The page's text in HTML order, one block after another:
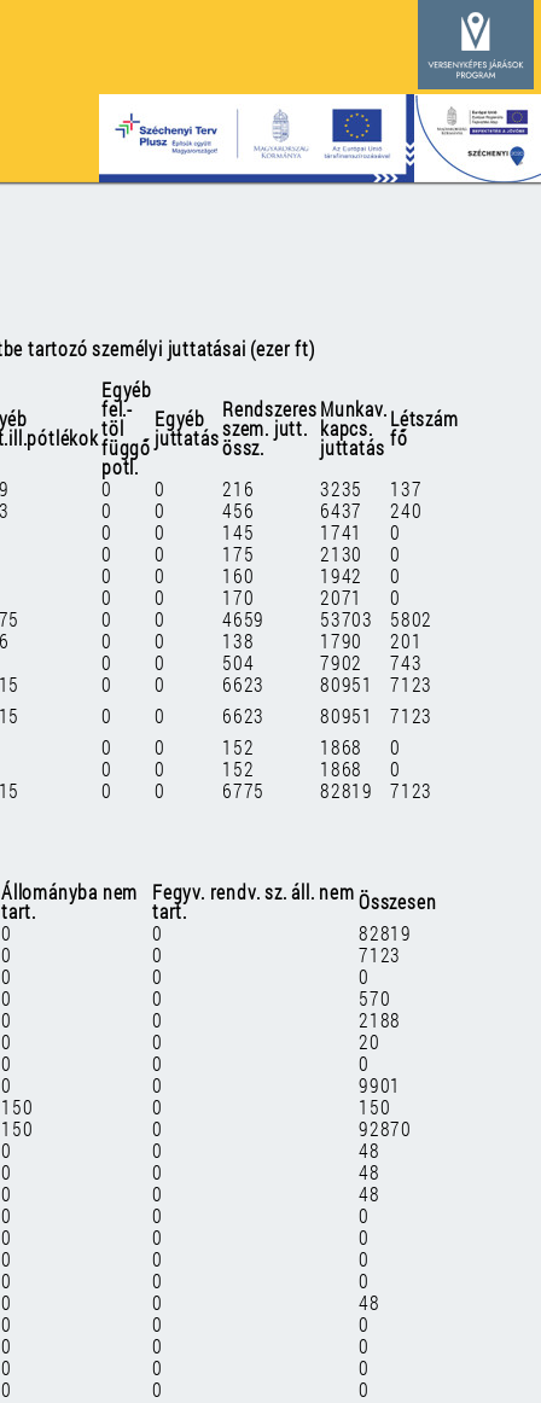
tartozó személyi juttatásai (ezer ft)
Egyéb
fel.-
töl
függő
potl.
Egyéb
juttatás
Rendszeres
szem. jutt.
össz.
Munkav.
kapcs.
juttatás
Létszám
fő
0 0 216 3235
137
0 0 456 6437
240
0 0 145 1741
0
0 0 175 2130
0
0 0 160 1942
0
0 0 170 2071
0
0 0 4659 53703
5802
0 0 138 1790
201
0 0 504 7902
743
0 0 6623 80951
7123
0 0 6623 80951
7123
0 0 152 1868
0
0 0 152 1868
0
0 0 6775 82819 7123
Állományba nem
tart.
Fegyv. rendv. sz. áll. nem
tart.
Összesen
0 0
82819
0 0
7123
0 0
0
0 0
570
0 0
2188
0 0
20
0 0
0
0 0
9901
150 0
150
150 0
92870
0 0
48
0 0
48
0 0
48
0 0
0
0 0
0
0 0
0
0 0
0
0 0
48
0 0
0
0 0
0
0 0
0
0 0 0